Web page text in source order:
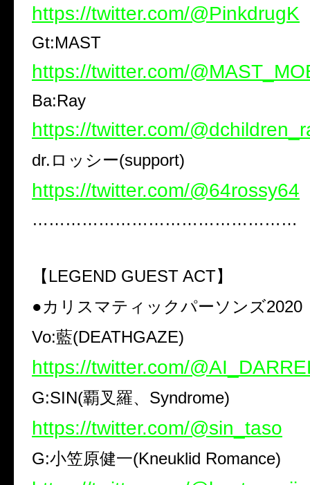
https://twitter.com/@PinkdrugK
Gt:MAST
https://twitter.com/
Ba:Ray
https://twitter.com/
dr.ロッシー(support)
https://twitter.com/@64rossy64
…………………………………………
【LEGEND GUEST ACT】
●カリスマティックパーソンズ2020
Vo:藍(DEATHGAZE)
https://twitter.com/
G:SIN(覇叉羅、Syndrome)
https://twitter.com/@sin_taso
G:小笠原健一(Kneuklid Romance)